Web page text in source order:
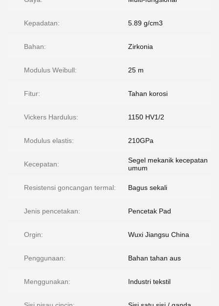
Kepadatan: 5.89 g/cm3
Bahan: Zirkonia
Modulus Weibull: 25 m
Fitur: Tahan korosi
Vickers Hardulus: 1150 HV1/2
Modulus elastis: 210GPa
Kecepatan:
Segel mekanik kecepatan
umum
Resistensi goncangan termal: Bagus sekali
Jenis pencetakan: Pencetak Pad
Orgin: Wuxi Jiangsu China
Penggunaan: Bahan tahan aus
Menggunakan: Industri tekstil